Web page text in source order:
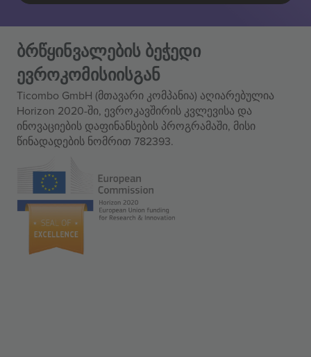
ბრწყინვალების ბეჭედი
ევროკომისიისგან
Ticombo GmbH (მთავარი კომპანია) აღიარებულია
Horizon 2020-ში, ევროკავშირის კვლევისა და
ინოვაციების დაფინანსების პროგრამაში, მისი
წინადადების ნომრით 782393.